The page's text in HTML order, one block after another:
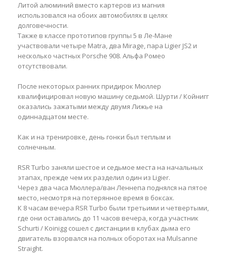
Литой алюминий вместо картеров из магния
использовался на обоих автомобилях в целях
долговечности.
Также в классе прототипов группы 5 в Ле-Мане
участвовали четыре Matra, два Mirage, пара Ligier JS2 и
несколько частных Porsche 908. Альфа Ромео
отсутствовали.
После некоторых ранних придирок Мюллер
квалифицировал новую машину седьмой. Шурти / Койнигг
оказались зажатыми между двумя Лижье на
одиннадцатом месте.
Как и на тренировке, день гонки был теплым и
солнечным.
RSR Turbo заняли шестое и седьмое места на начальных
этапах, прежде чем их разделил один из Ligier.
Через два часа Мюллера/ван Леннепа поднялся на пятое
место, несмотря на потерянное время в боксах.
К 8 часам вечера RSR Turbo были третьими и четвертыми,
где они оставались до 11 часов вечера, когда участник
Schurti / Koinigg сошел с дистанции в клубах дыма его
двигатель взорвался на полных оборотах на Mulsanne
Straight.